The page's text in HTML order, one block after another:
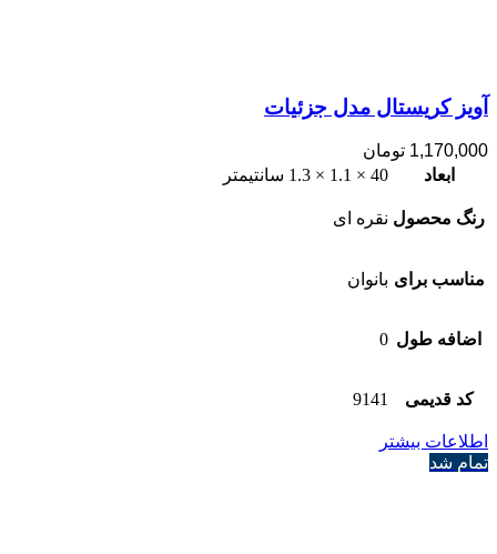
آویز کریستال مدل جزئیات
1,170,000 تومان
ابعاد
40 × 1.1 × 1.3 سانتیمتر
رنگ محصول نقره ای
مناسب برای بانوان
اضافه طول 0
کد قدیمی 9141
اطلاعات بیشتر
تمام شد